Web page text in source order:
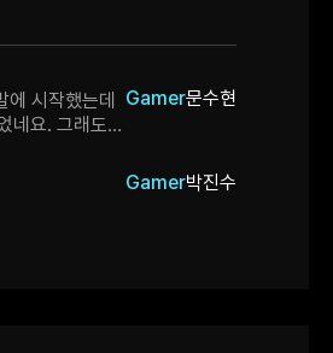
시작했는데
네요. 그래도
Gamer문수현
Gamer박진수